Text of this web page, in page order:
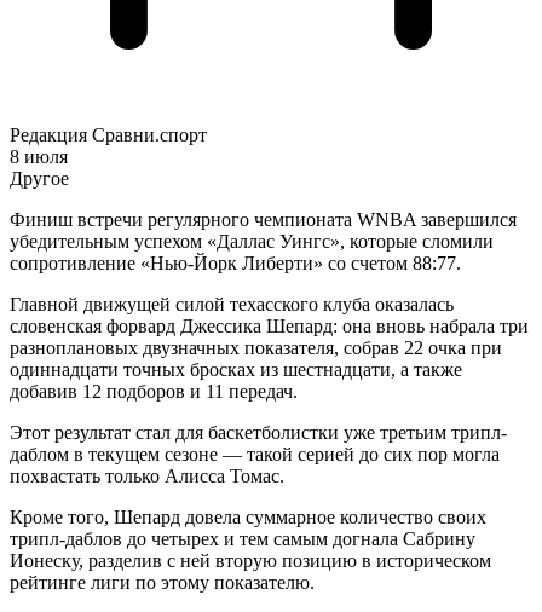
Редакция Сравни.спорт
8 июля
Другое
Финиш встречи регулярного чемпионата WNBA завершился
убедительным успехом «Даллас Уингс», которые сломили
сопротивление «Нью-Йорк Либерти» со счетом 88:77.
Главной движущей силой техасского клуба оказалась
словенская форвард Джессика Шепард: она вновь набрала три
разноплановых двузначных показателя, собрав 22 очка при
одиннадцати точных бросках из шестнадцати, а также
добавив 12 подборов и 11 передач.
Этот результат стал для баскетболистки уже третьим трипл-
даблом в текущем сезоне — такой серией до сих пор могла
похвастать только Алисса Томас.
Кроме того, Шепард довела суммарное количество своих
трипл-даблов до четырех и тем самым догнала Сабрину
Ионеску, разделив с ней вторую позицию в историческом
рейтинге лиги по этому показателю.